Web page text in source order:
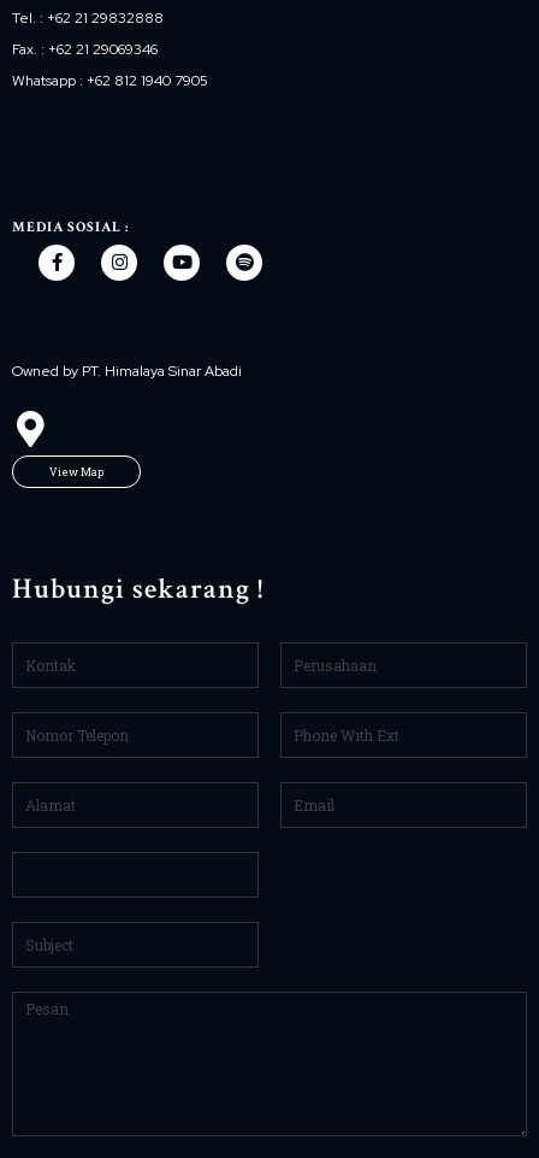
Tel. : +62 21 29832888
Fax. : +62 21 29069346
Whatsapp : +62 812 1940 7905
MEDIA SOSIAL :
Owned by PT. Himalaya Sinar Abadi
View Map
Hubungi sekarang !